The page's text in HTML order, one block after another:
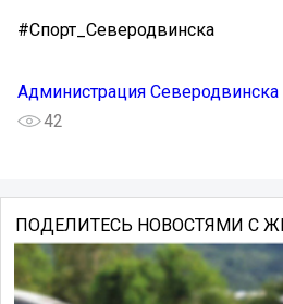
#Спорт_Северодвинска
Администрация Северодвинска
42
ПОДЕЛИТЕСЬ НОВОСТЯМИ С